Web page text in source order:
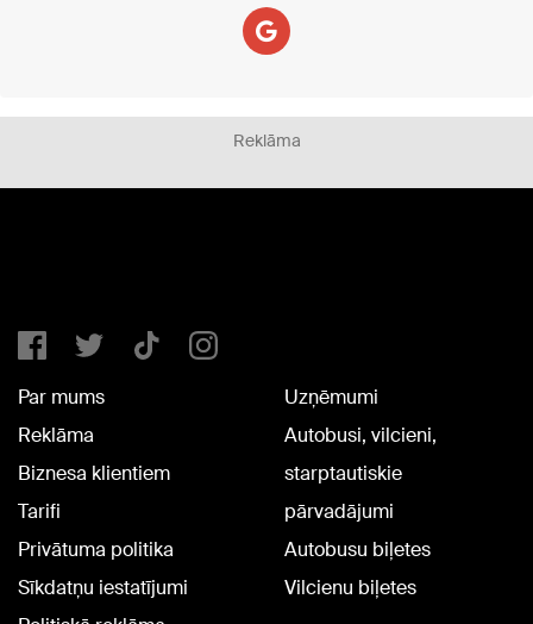
Reklāma
Par mums
Reklāma
Biznesa klientiem
Tarifi
Privātuma politika
Sīkdatņu iestatījumi
Uzņēmumi
Autobusi, vilcieni,
starptautiskie
pārvadājumi
Autobusu biļetes
Vilcienu biļetes